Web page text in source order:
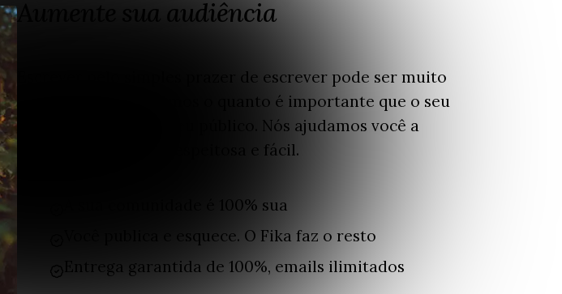
Aumente sua audiência
Escrever pelo simples prazer de escrever pode ser muito
agradável, mas sabemos o quanto é importante que o seu
conteúdo alcance o seu público. Nós ajudamos você a
crescer de maneira respeitosa e fácil.
A sua comunidade é 100% sua
Você publica e esquece. O Fika faz o resto
Entrega garantida de 100%, emails ilimitados